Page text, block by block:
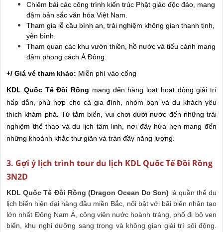
Chiêm bái các công trình kiến trúc Phật giáo độc đáo, mang
đậm bản sắc văn hóa Việt Nam.
Tham gia lễ cầu bình an, trải nghiệm không gian thanh tịnh,
yên bình.
Tham quan các khu vườn thiền, hồ nước và tiểu cảnh mang
đậm phong cách Á Đông.
+/ Giá vé tham khảo: Miễn phí vào cổng
KDL Quốc Tế Đồi Rồng mang đến hàng loạt hoạt động giải trí
hấp dẫn, phù hợp cho cả gia đình, nhóm bạn và du khách yêu
thích khám phá. Từ tắm biển, vui chơi dưới nước đến những trải
nghiệm thể thao và du lịch tâm linh, nơi đây hứa hẹn mang đến
những khoảnh khắc thư giãn và tràn đầy năng lượng.
3. Gợi ý lịch trình tour du lịch KDL Quốc Tế Đồi Rồng
3N2D
KDL Quốc Tế Đồi Rồng (Dragon Ocean Do Son) là quần thể du
lịch biển hiện đại hàng đầu miền Bắc, nổi bật với bãi biển nhân tạo
lớn nhất Đông Nam Á, công viên nước hoành tráng, phố đi bộ ven
biển, khu nghỉ dưỡng sang trọng và không gian giải trí sôi động.